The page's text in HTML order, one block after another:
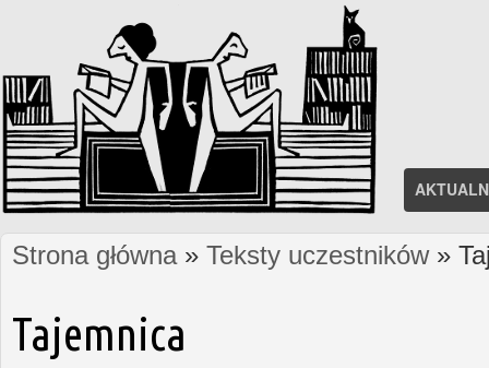
Jesteś tutaj
Strona główna» Teksty uczestników»
Tajemnica